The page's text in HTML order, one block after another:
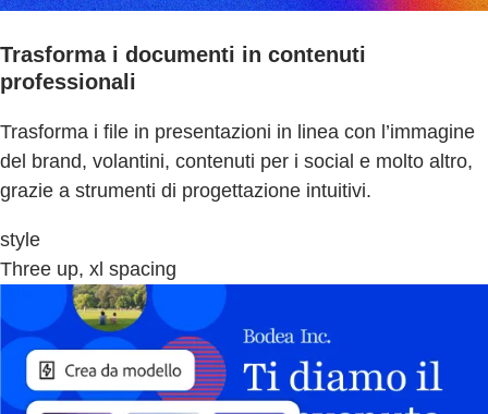
Trasforma i documenti in contenuti
professionali
Trasforma i file in presentazioni in linea con l’immagine
del brand, volantini, contenuti per i social e molto altro,
grazie a strumenti di progettazione intuitivi.
style
Three up, xl spacing